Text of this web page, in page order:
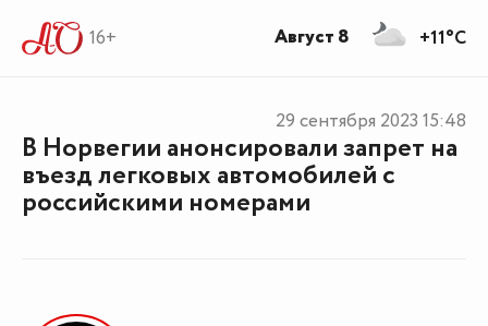
16+
В Норвегии анонсировали запрет на
въезд легковых автомобилей с
российскими номерами
29 сентября 2023 15:48
+11°C
Август 8